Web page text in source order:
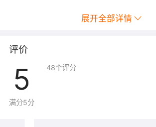
展开全部详情
评价
5
满分5分
48个评分